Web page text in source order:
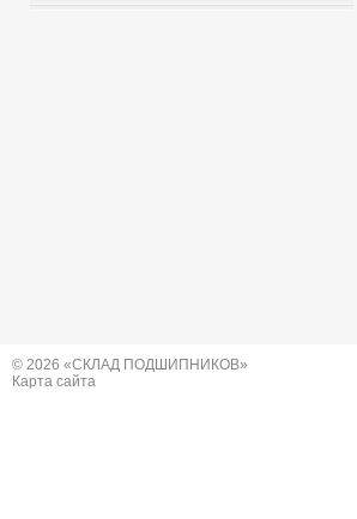
© 2026 «СКЛАД ПОДШИПНИКОВ»
Карта сайта